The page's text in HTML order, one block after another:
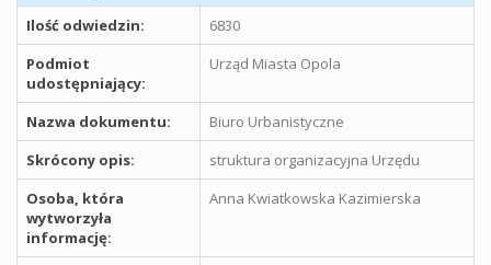
Ilość odwiedzin:
6830
Podmiot
udostępniający:
Urząd Miasta Opola
Nazwa dokumentu:
Biuro Urbanistyczne
Skrócony opis:
struktura organizacyjna Urzędu
Osoba, która
wytworzyła
informację:
Anna Kwiatkowska Kazimierska